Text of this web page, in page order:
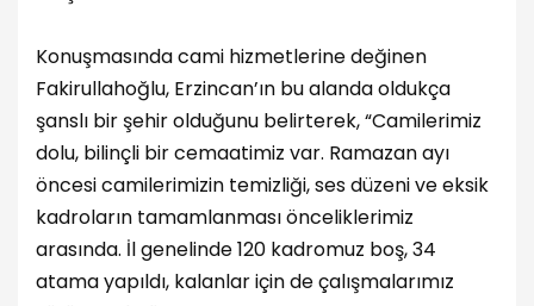
Konuşmasında cami hizmetlerine değinen
Fakirullahoğlu, Erzincan’ın bu alanda oldukça
şanslı bir şehir olduğunu belirterek, “Camilerimiz
dolu, bilinçli bir cemaatimiz var. Ramazan ayı
öncesi camilerimizin temizliği, ses düzeni ve eksik
kadroların tamamlanması önceliklerimiz
arasında. İl genelinde 120 kadromuz boş, 34
atama yapıldı, kalanlar için de çalışmalarımız